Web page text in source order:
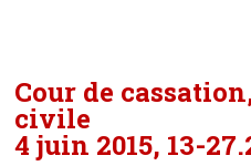
Cour de
civile
4 juin 2015, 13-